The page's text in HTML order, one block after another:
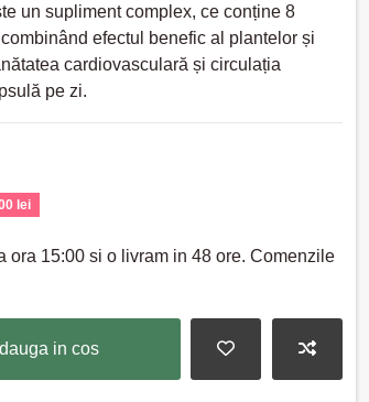
un supliment complex, ce conține 8
efectul benefic al plantelor și
cardiovasculară și circulația
pe zi.
lei
ora 15:00 si o livram in 48 ore. Comenzile
in cos